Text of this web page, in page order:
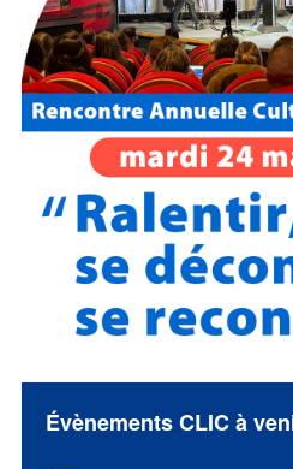
Évènements CLIC à